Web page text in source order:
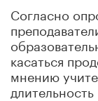
Согласно
касаться
мнению